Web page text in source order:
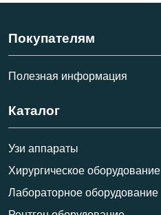
Покупателям
Полезная информация
Каталог
Узи аппараты
Хирургическое оборудование
Лабораторное оборудование